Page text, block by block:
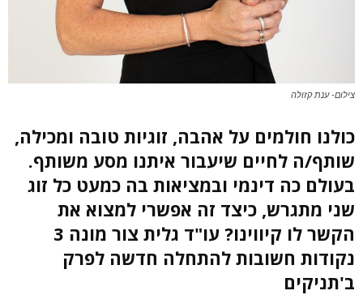
צילום- ענת קזולה
כולנו חולמים על אהבה, זוגיות טובה ומכילה,
שותף/ה לחיים שיעבור איתנו מסע משותף.
בעולם כה דינמי ובמציאות בה כמעט כל זוג
שני מתגרש, כיצד זה אפשרי למצוא את
הקשר לו קיווינו? עו"ד גלית צור מונה 3
נקודות חשובות להתחלה חדשה לפרק
ב'תניקים